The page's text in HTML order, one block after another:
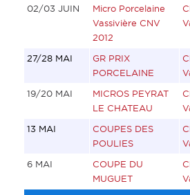
02/03 JUIN
Micro Porcelaine
Vassivière CNV
2012
27/28 MAI
GR PRIX
PORCELAINE
19/20 MAI
MICROS PEYRAT
LE CHATEAU
13 MAI
COUPES DES
POULIES
6 MAI
COUPE DU
MUGUET